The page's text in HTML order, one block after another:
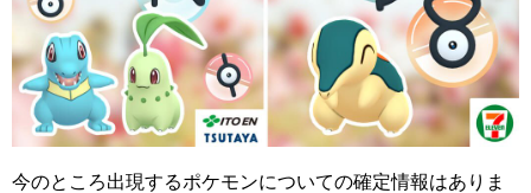
今のところ出現するポケモンについての確定情報はありま